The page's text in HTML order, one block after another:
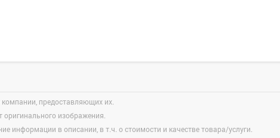
предоставляющих их.
изображения.
информации в описании, в т.ч. о стоимости и качестве товара/услуги.